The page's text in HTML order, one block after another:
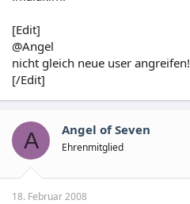
[Edit]
@Angel
nicht gleich neue user angreifen!
[/Edit]
A Angel of Seven
Ehrenmitglied
18. Februar 2008